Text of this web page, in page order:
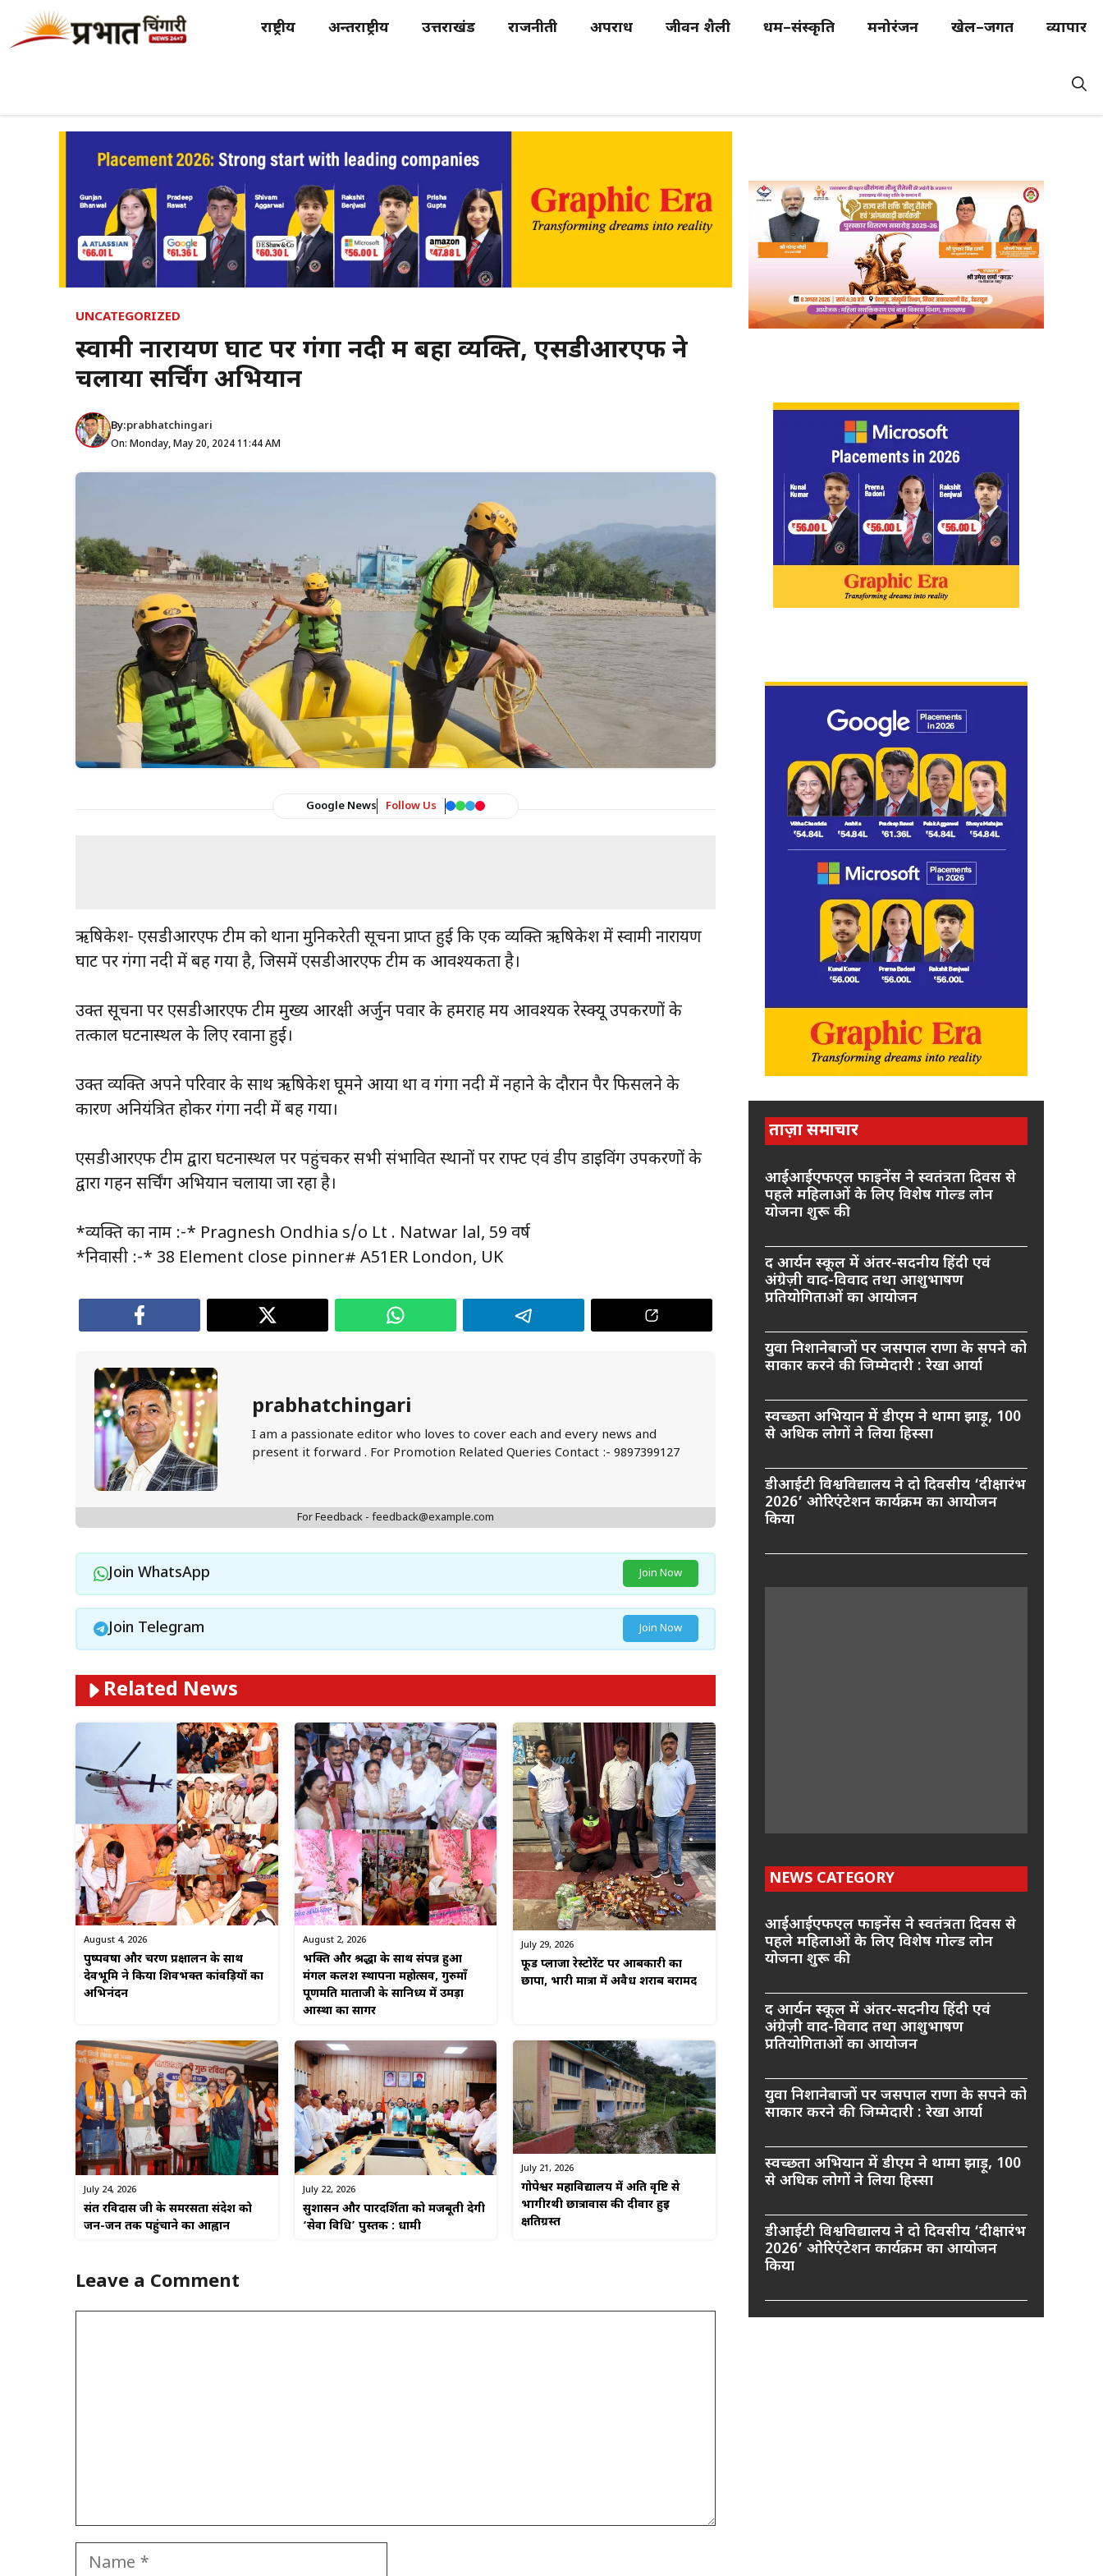
राष्ट्रीय अन्तर्राष्ट्रीय उत्तराखंड राजनीती अपराध जीवन शैली धर्म–संस्कृति मनोरंजन खेल–जगत व्यापार
UNCATEGORIZED
स्वामी नारायण घाट पर गंगा नदी में बहा व्यक्ति, एसडीआरएफ ने
चलाया सर्चिंग अभियान
By:prabhatchingari
On: Monday, May 20, 2024 11:44 AM
Google News Follow Us
ऋषिकेश- एसडीआरएफ टीम को थाना मुनिकीरेती सूचना प्राप्त हुई कि एक व्यक्ति ऋषिकेश में स्वामी नारायण
घाट पर गंगा नदी में बह गया है, जिसमें एसडीआरएफ टीम की आवश्यकता है।
उक्त सूचना पर एसडीआरएफ टीम मुख्य आरक्षी अर्जुन पवार के हमराह मय आवश्यक रेस्क्यू उपकरणों के
तत्काल घटनास्थल के लिए रवाना हुई।
उक्त व्यक्ति अपने परिवार के साथ ऋषिकेश घूमने आया था व गंगा नदी में नहाने के दौरान पैर फिसलने के
कारण अनियंत्रित होकर गंगा नदी में बह गया।
एसडीआरएफ टीम द्वारा घटनास्थल पर पहुंचकर सभी संभावित स्थानों पर राफ्ट एवं डीप डाइविंग उपकरणों के
द्वारा गहन सर्चिंग अभियान चलाया जा रहा है।
*व्यक्ति का नाम :-* Pragnesh Ondhia s/o Lt . Natwar lal, 59 वर्ष
*निवासी :-* 38 Element close pinner# A51ER London, UK
prabhatchingari
I am a passionate editor who loves to cover each and every news and
present it forward . For Promotion Related Queries Contact :- 9897399127
For Feedback - feedback@example.com
Join WhatsApp Join Now
Join Telegram Join Now
Related News
August 4, 2026
पुष्पवर्षा और चरण प्रक्षालन के साथ
देवभूमि ने किया शिवभक्त कांवड़ियों का
अभिनंदन
August 2, 2026
भक्ति और श्रद्धा के साथ संपन्न हुआ
मंगल कलश स्थापना महोत्सव, गुरुमाँ
पूर्णमति माताजी के सानिध्य में उमड़ा
आस्था का सागर
July 29, 2026
फूड प्लाजा रेस्टोरेंट पर आबकारी का
छापा, भारी मात्रा में अवैध शराब बरामद
July 24, 2026
संत रविदास जी के समरसता संदेश को
जन-जन तक पहुंचाने का आह्वान
July 22, 2026
सुशासन और पारदर्शिता को मजबूती देगी
‘सेवा विधि’ पुस्तक : धामी
July 21, 2026
गोपेश्वर महाविद्यालय में अति वृष्टि से
भागीरथी छात्रावास की दीवार हुई
क्षतिग्रस्त
Leave a Comment
Name
ताज़ा समाचार
आईआईएफएल फाइनेंस ने स्वतंत्रता दिवस से
पहले महिलाओं के लिए विशेष गोल्ड लोन
योजना शुरू की
द आर्यन स्कूल में अंतर-सदनीय हिंदी एवं
अंग्रेज़ी वाद-विवाद तथा आशुभाषण
प्रतियोगिताओं का आयोजन
युवा निशानेबाजों पर जसपाल राणा के सपने को
साकार करने की जिम्मेदारी : रेखा आर्या
स्वच्छता अभियान में डीएम ने थामा झाड़ू, 100
से अधिक लोगों ने लिया हिस्सा
डीआईटी विश्वविद्यालय ने दो दिवसीय ‘दीक्षारंभ
2026’ ओरिएंटेशन कार्यक्रम का आयोजन
किया
NEWS CATEGORY
आईआईएफएल फाइनेंस ने स्वतंत्रता दिवस से
पहले महिलाओं के लिए विशेष गोल्ड लोन
योजना शुरू की
द आर्यन स्कूल में अंतर-सदनीय हिंदी एवं
अंग्रेज़ी वाद-विवाद तथा आशुभाषण
प्रतियोगिताओं का आयोजन
युवा निशानेबाजों पर जसपाल राणा के सपने को
साकार करने की जिम्मेदारी : रेखा आर्या
स्वच्छता अभियान में डीएम ने थामा झाड़ू, 100
से अधिक लोगों ने लिया हिस्सा
डीआईटी विश्वविद्यालय ने दो दिवसीय ‘दीक्षारंभ
2026’ ओरिएंटेशन कार्यक्रम का आयोजन
किया